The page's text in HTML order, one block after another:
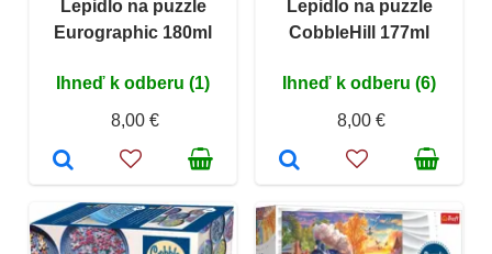
Lepidlo na puzzle
Eurographic 180ml
Ihneď k odberu (1)
8,00 €
Lepidlo na puzzle
CobbleHill 177ml
Ihneď k odberu (6)
8,00 €